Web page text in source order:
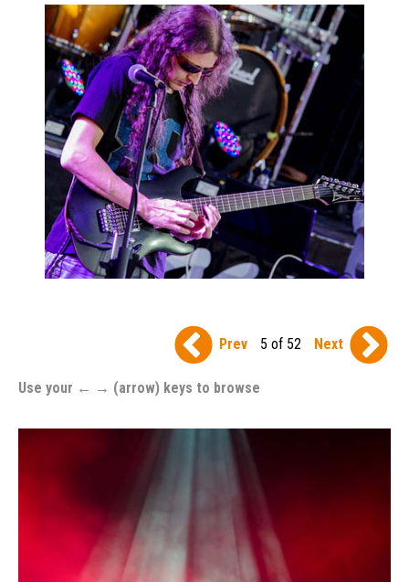
Prev 5 of 52 Next
Use your ← → (arrow) keys to browse